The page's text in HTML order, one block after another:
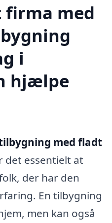
firma med
i
hjælpe
med fladt
det essentielt at
der har den
En tilbygning
men kan også